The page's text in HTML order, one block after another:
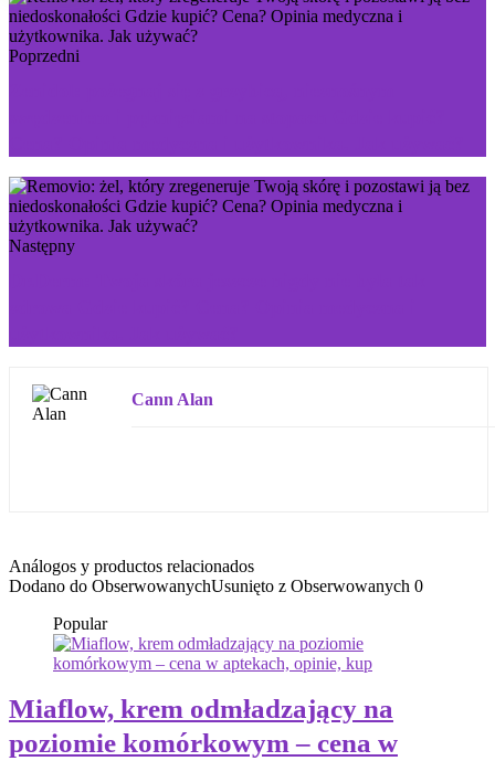
Poprzedni
Następny
Cann Alan
Análogos y productos relacionados
Dodano do ObserwowanychUsunięto z Obserwowanych 0
Popular
Miaflow, krem ​​odmładzający na
poziomie komórkowym – cena w